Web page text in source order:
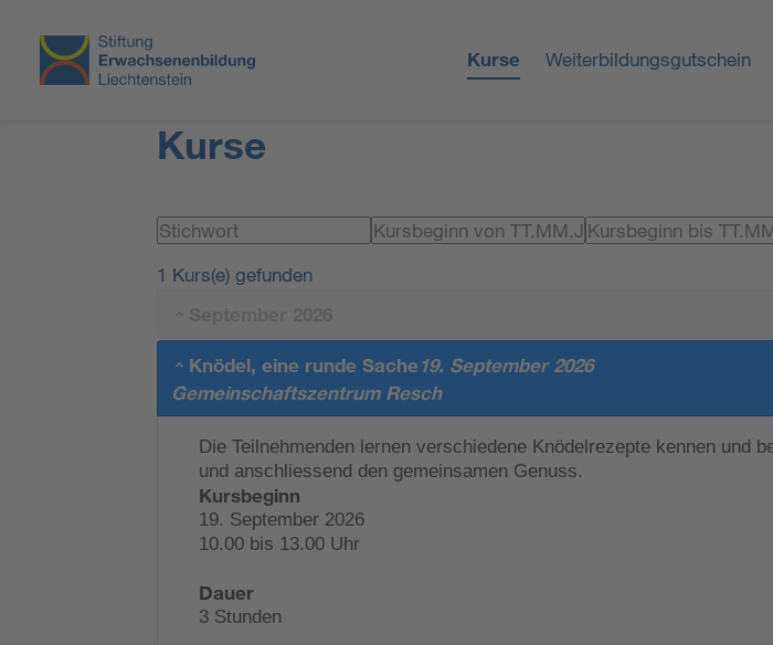
Kurse Weiterbildungsgutschein
Kurse
1 Kurs(e) gefunden
Knödel, eine runde Sache19. September 2026
Gemeinschaftszentrum Resch
Die Teilnehmenden lernen verschiedene Knödelrezepte kennen und
und anschliessend den gemeinsamen Genuss.
Kursbeginn
19. September 2026
10.00 bis 13.00 Uhr
Dauer
3 Stunden